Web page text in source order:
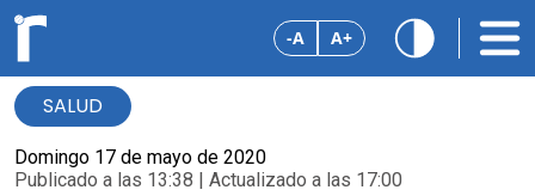
-A A+
SALUD
Domingo 17 de mayo de 2020
Publicado a las 13:38 | Actualizado a las 17:00